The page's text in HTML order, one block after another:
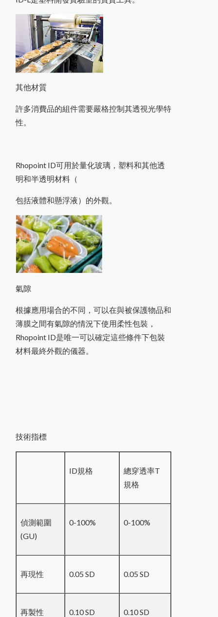
其他材質
許多消費品的組件需要嚴格控制其透視光學特
性。
Rhopoint ID可用於量化玻璃，塑料和其他透
明和半透明材料（
包括液體和懸浮液）的外觀。
氣隙
根據應用場合的不同，可以在與被保護物品和
薄膜之間有氣隙的情況下使用柔性包裝，
Rhopoint ID是唯一可以確定這些條件下包裝
材料最終外觀的儀器。
技術指標
ID規格
總穿透率T
規格
偵測範圍
(GU)
0-100% 0-100%
再現性 0.05 SD 0.05 SD
再製性 0.10 SD 0.10 SD